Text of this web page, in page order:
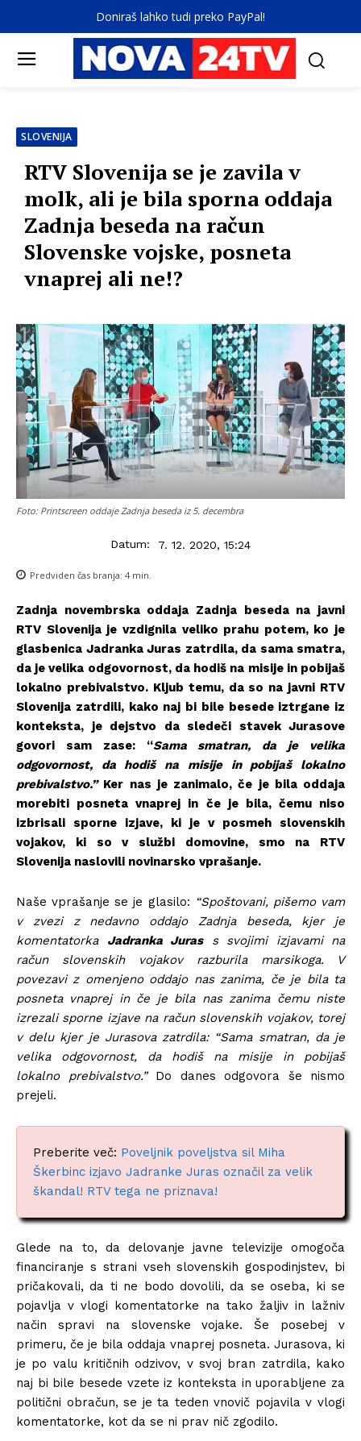
Doniraš lahko tudi preko PayPal!
SLOVENIJA
RTV Slovenija se je zavila v
molk, ali je bila sporna oddaja
Zadnja beseda na račun
Slovenske vojske, posneta
vnaprej ali ne!?
Foto: Printscreen oddaje Zadnja beseda iz 5. decembra
Datum: 7. 12. 2020, 15:24
Predviden čas branja: 4 min.
Zadnja novembrska oddaja Zadnja beseda na javni
RTV Slovenija je vzdignila veliko prahu potem, ko je
glasbenica Jadranka Juras zatrdila, da sama smatra,
da je velika odgovornost, da hodiš na misije in pobijaš
lokalno prebivalstvo. Kljub temu, da so na javni RTV
Slovenija zatrdili, kako naj bi bile besede iztrgane iz
konteksta, je dejstvo da sledeči stavek Jurasove
govori sam zase: “Sama smatran, da je velika
odgovornost, da hodiš na misije in pobijaš lokalno
prebivalstvo.” Ker nas je zanimalo, če je bila oddaja
morebiti posneta vnaprej in če je bila, čemu niso
izbrisali sporne izjave, ki je v posmeh slovenskih
vojakov, ki so v službi domovine, smo na RTV
Slovenija naslovili novinarsko vprašanje.
Naše vprašanje se je glasilo: “Spoštovani, pišemo vam
v zvezi z nedavno oddajo Zadnja beseda, kjer je
komentatorka Jadranka Jurass svojimi izjavami na
račun slovenskih vojakov razburila marsikoga. V
povezavi z omenjeno oddajo nas zanima, če je bila ta
posneta vnaprej in če je bila nas zanima čemu niste
izrezali sporne izjave na račun slovenskih vojakov, torej
v delu kjer je Jurasova zatrdila: “Sama smatran, da je
velika odgovornost, da hodiš na misije in pobijaš
lokalno prebivalstvo.” Do danes odgovora še nismo
prejeli.
Preberite več: Poveljnik poveljstva sil Miha
Škerbinc izjavo Jadranke Juras označil za velik
škandal! RTV tega ne priznava!
Glede na to, da delovanje javne televizije omogoča
financiranje s strani vseh slovenskih gospodinjstev, bi
pričakovali, da ti ne bodo dovolili, da se oseba, ki se
pojavlja v vlogi komentatorke na tako žaljiv in lažniv
način spravi na slovenske vojake. Še posebej v
primeru, če je bila oddaja vnaprej posneta. Jurasova, ki
je po valu kritičnih odzivov, v svoj bran zatrdila, kako
naj bi bile besede vzete iz konteksta in uporabljene za
politični obračun, se je ta teden vnovič pojavila v vlogi
komentatorke, kot da se ni prav nič zgodilo.